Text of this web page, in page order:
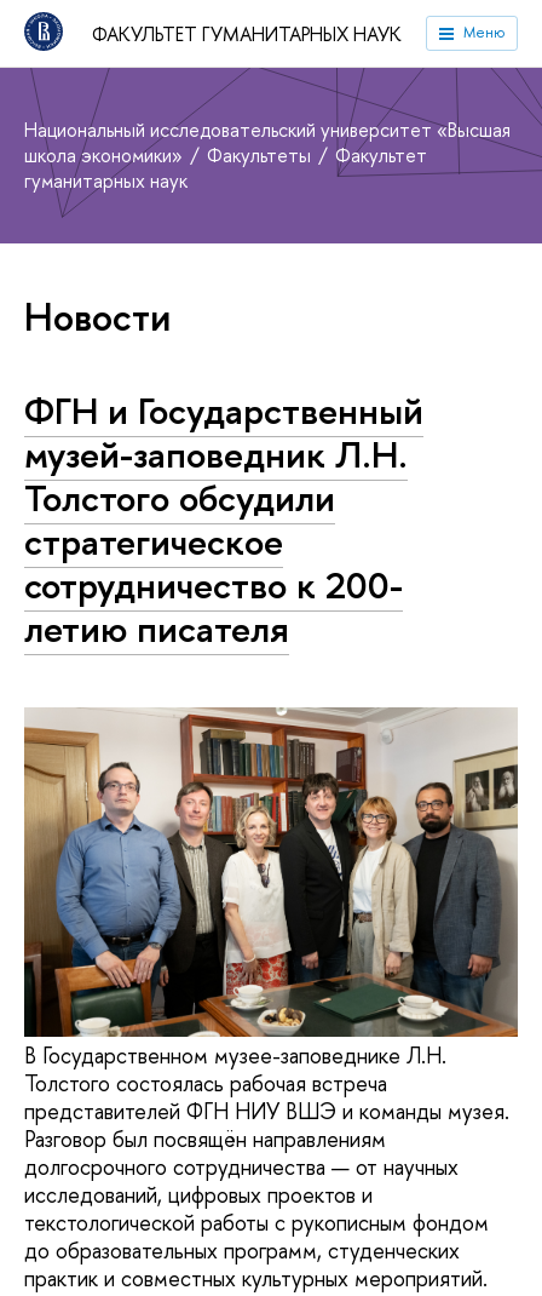
ФАКУЛЬТЕТ ГУМАНИТАРНЫХ НАУК Меню
Национальный исследовательский университет «Высшая
школа экономики»
Факультеты
Факультет
гуманитарных наук
Новости
ФГН и Государственный
музей-заповедник Л.Н.
Толстого обсудили
стратегическое
сотрудничество к 200-
летию писателя
В Государственном музее-заповеднике Л.Н.
Толстого состоялась рабочая встреча
представителей ФГН НИУ ВШЭ и команды музея.
Разговор был посвящён направлениям
долгосрочного сотрудничества — от научных
исследований, цифровых проектов и
текстологической работы с рукописным фондом
до образовательных программ, студенческих
практик и совместных культурных мероприятий.